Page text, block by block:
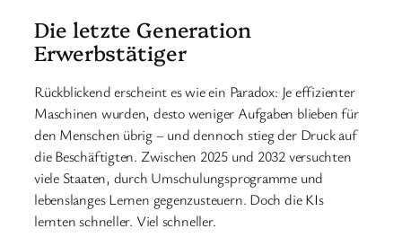
Die letzte Generation
Erwerbstätiger
Rückblickend erscheint es wie ein Paradox: Je effizienter
Maschinen wurden, desto weniger Aufgaben blieben für
den Menschen übrig – und dennoch stieg der Druck auf
die Beschäftigten. Zwischen 2025 und 2032 versuchten
viele Staaten, durch Umschulungsprogramme und
lebenslanges Lernen gegenzusteuern. Doch die KIs
lernten schneller. Viel schneller.